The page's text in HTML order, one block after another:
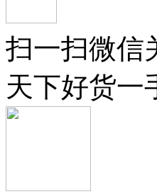
扫一扫微信
天下好货一